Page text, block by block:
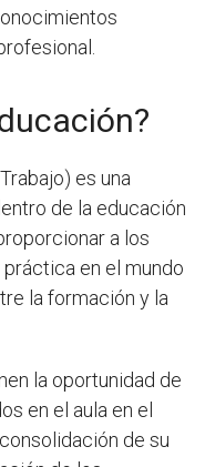
es una
de la educación
a los
en el mundo
la formación y la
la oportunidad de
en el aula en el
de su